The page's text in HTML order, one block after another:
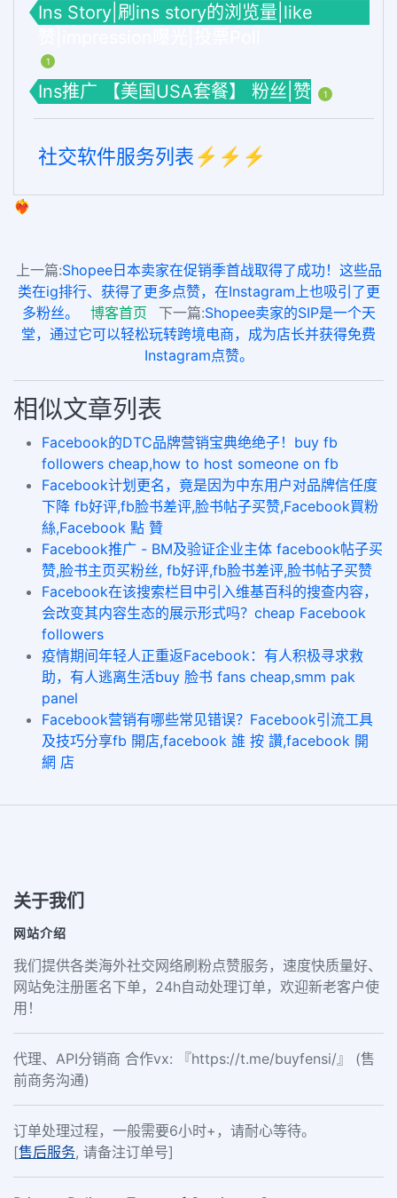
Ins Story|刷ins story的浏览量|like
1
Ins推广 【美国USA套餐】 粉丝|赞 1
社交软件服务列表⚡️⚡️⚡️
❤️‍🔥
上一篇:Shopee日本卖家在促销季首战取得了成功！这些品
类在ig排行、获得了更多点赞，在Instagram上也吸引了更
多粉丝。
博客首页 下一篇:Shopee卖家的SIP是一个天
堂，通过它可以轻松玩转跨境电商，成为店长并获得免费
Instagram点赞。
相似文章列表
Facebook的DTC品牌营销宝典绝绝子！buy fb
followers cheap,how to host someone on fb
​Facebook计划更名，竟是因为中东用户对品牌信任度
下降 fb好评,fb脸书差评,脸书帖子买赞,Facebook買粉
絲,Facebook 點 贊
Facebook推广 - BM及验证企业主体 facebook帖子买
赞,脸书主页买粉丝, fb好评,fb脸书差评,脸书帖子买赞
Facebook在该搜索栏目中引入维基百科的搜查内容，
会改变其内容生态的展示形式吗？cheap Facebook
followers
疫情期间年轻人正重返Facebook：有人积极寻求救
助，有人逃离生活buy 脸书 fans cheap,smm pak
panel
Facebook营销有哪些常见错误？Facebook引流工具
及技巧分享fb 開店,facebook 誰 按 讚,facebook 開
網 店
关于我们
网站介绍
我们提供各类海外社交网络刷粉点赞服务，速度快质量好、
网站免注册匿名下单，24h自动处理订单，欢迎新老客户使
用！
代理、API分销商 合作vx: 『https://t.me/buyfensi/』 (售
前商务沟通)
订单处理过程，一般需要6小时+，请耐心等待。
[售后服务, 请备注订单号]